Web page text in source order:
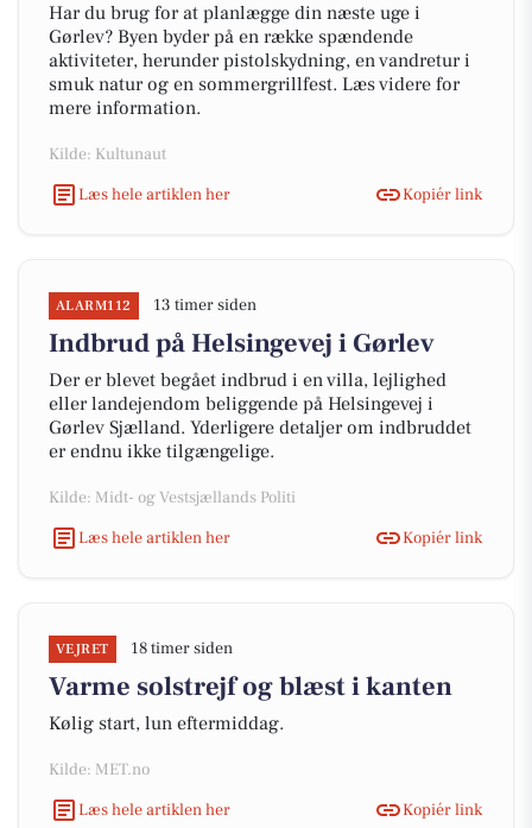
Har du brug for at planlægge din næste uge i
Gørlev? Byen byder på en række spændende
aktiviteter, herunder pistolskydning, en vandretur i
smuk natur og en sommergrillfest. Læs videre for
mere information.
Kilde: Kultunaut
Læs hele artiklen her
Kopiér link
ALARM112 13 timer siden
Indbrud på Helsingevej i Gørlev
Der er blevet begået indbrud i en villa, lejlighed
eller landejendom beliggende på Helsingevej i
Gørlev Sjælland. Yderligere detaljer om indbruddet
er endnu ikke tilgængelige.
Kilde: Midt- og Vestsjællands Politi
Læs hele artiklen her
Kopiér link
VEJRET 18 timer siden
Varme solstrejf og blæst i kanten
Kølig start, lun eftermiddag.
Kilde: MET.no
Læs hele artiklen her
Kopiér link